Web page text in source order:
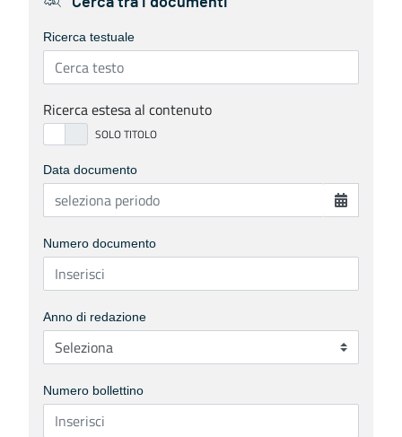
Ricerca testuale
Ricerca estesa al contenuto
Data documento
Numero documento
Anno di redazione
Numero bollettino